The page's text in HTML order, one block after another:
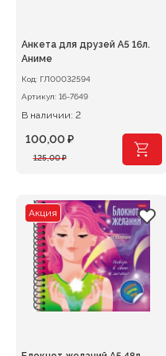
Анкета для друзей А5 16л.
Аниме
Код: ГЛ00032594
Артикул: 16-7649
В наличии: 2
125,00₽
Первоначальная
125,00 ₽.
100,00 ₽
Текущая
Акция